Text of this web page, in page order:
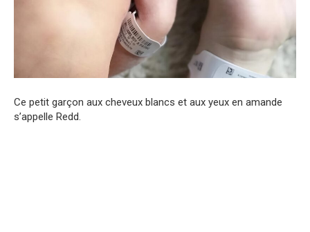
Ce petit garçon aux cheveux blancs et aux yeux en amande
s’appelle Redd.